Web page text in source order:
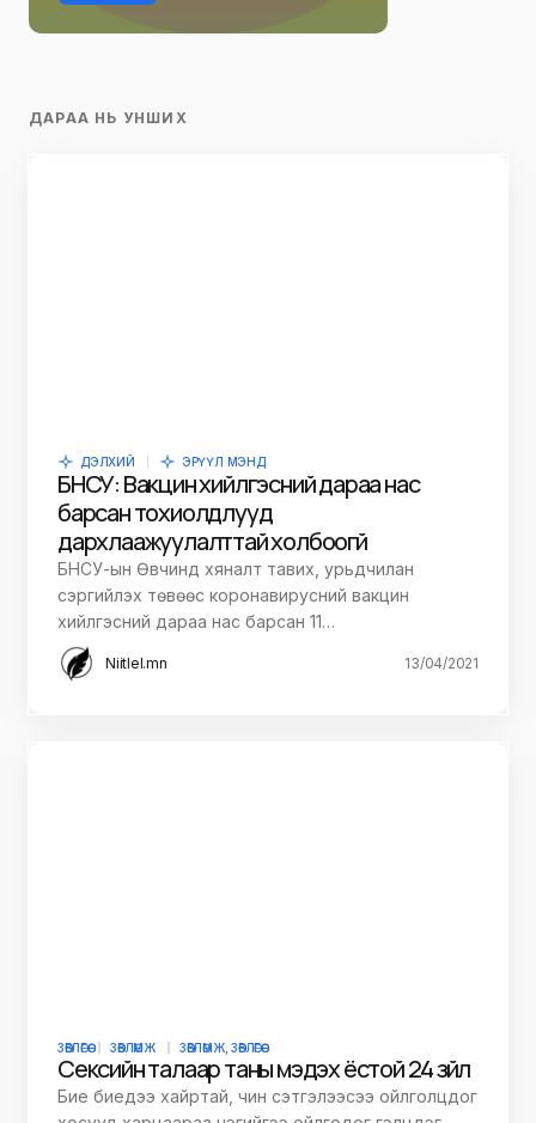
ДАРАА НЬ УНШИХ
ДЭЛХИЙ ЭРҮҮЛ МЭНД
БНСУ: Вакцин хийлгэсний дараа нас
барсан тохиолдлууд
дархлаажуулалттай холбоогүй
БНСУ-ын Өвчинд хяналт тавих, урьдчилан
сэргийлэх төвөөс коронавирусний вакцин
хийлгэсний дараа нас барсан 11…
Niitlel.mn 13/04/2021
ЗӨВЛӨГӨӨ ЗӨВЛӨМЖ ЗӨВЛӨМЖ, ЗӨВЛӨГӨӨ
Сексийн талаар таны мэдэх ёстой 24 зүйл
Бие биедээ хайртай, чин сэтгэлээсээ ойлголцдог